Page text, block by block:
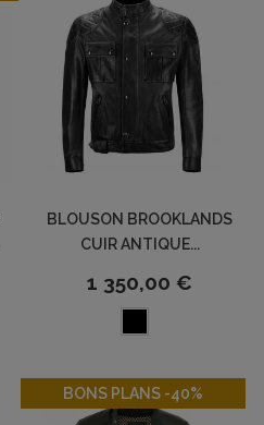
BLOUSON BROOKLANDS
CUIR ANTIQUE...
1 350,00 €
BONS PLANS -40%-40%